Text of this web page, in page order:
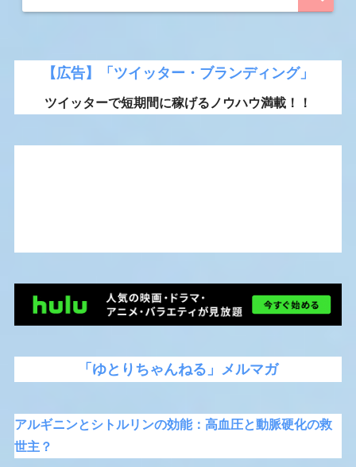
【広告】「ツイッター・ブランディング」
ツイッターで短期間に稼げるノウハウ満載！！
「ゆとりちゃんねる」メルマガ
アルギニンとシトルリンの効能：高血圧と動脈硬化の救
世主？